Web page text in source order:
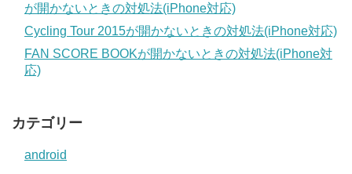
が開かないときの対処法(iPhone対応)
Cycling Tour 2015が開かないときの対処法(iPhone対応)
FAN SCORE BOOKが開かないときの対処法(iPhone対
応)
カテゴリー
android